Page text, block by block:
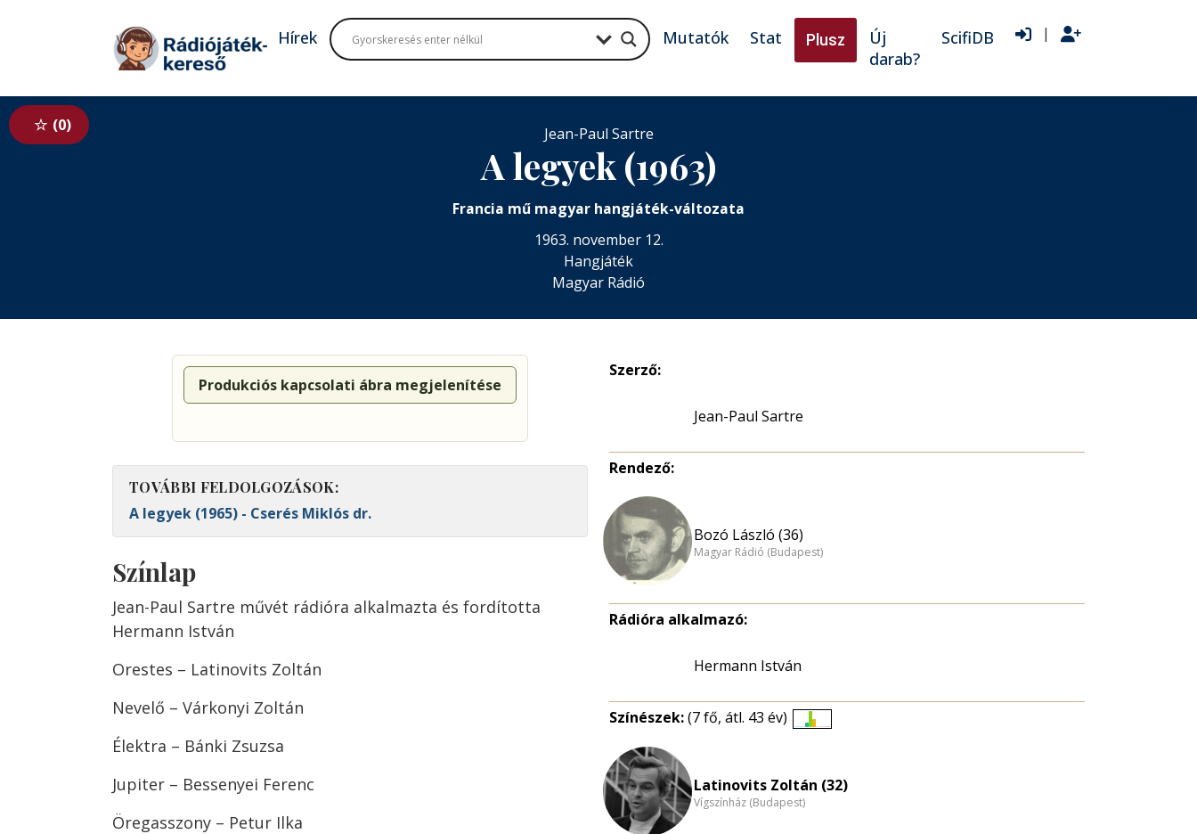
Tovább a tartalomhoz
Hírek Mutatók Stat Plusz
Új
darab?
ScifiDB |
0 Jean-Paul Sartre
A legyek (1963)
Francia mű magyar hangjáték-változata
1963. november 12.
Hangjáték
Magyar Rádió
Produkciós kapcsolati ábra megjelenítése
TOVÁBBI FELDOLGOZÁSOK:
A legyek (1965) - Cserés Miklós dr.
Színlap
Jean-Paul Sartre művét rádióra alkalmazta és fordította
Hermann István
Orestes – Latinovits Zoltán
Nevelő – Várkonyi Zoltán
Élektra – Bánki Zsuzsa
Jupiter – Bessenyei Ferenc
Öregasszony – Petur Ilka
Szerző:
Jean-Paul Sartre
Rendező:
Bozó László (36)
Magyar Rádió (Budapest)
Rádióra alkalmazó:
Hermann István
Színészek:(7 fő, átl. 43 év)
nagyítása
Latinovits Zoltán (32)
Vígszínház (Budapest)